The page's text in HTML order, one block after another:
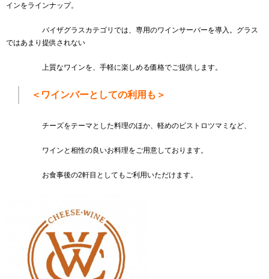
インをラインナップ。
バイザグラスカテゴリでは、専用のワインサーバーを導入。グラス
ではあまり提供されない
上質なワインを、手軽に楽しめる価格でご提供します。
＜ワインバーとしての利用も＞
チーズをテーマとした料理のほか、軽めのビストロツマミなど、
ワインと相性の良いお料理をご用意しております。
お食事後の2軒目としてもご利用いただけます。